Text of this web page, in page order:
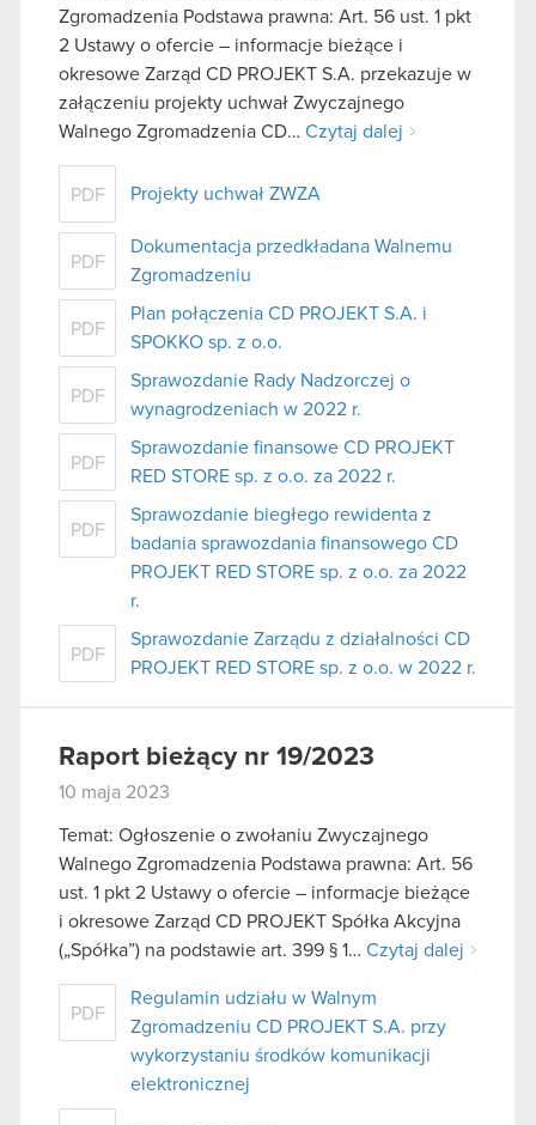
Zgromadzenia Podstawa prawna: Art. 56 ust. 1 pkt
2 Ustawy o ofercie – informacje bieżące i
okresowe Zarząd CD PROJEKT S.A. przekazuje w
załączeniu projekty uchwał Zwyczajnego
Walnego Zgromadzenia CD… Czytaj dalej
PDF Projekty uchwał ZWZA
PDF
Dokumentacja przedkładana Walnemu
Zgromadzeniu
PDF
Plan połączenia CD PROJEKT S.A. i
SPOKKO sp. z o.o.
PDF
Sprawozdanie Rady Nadzorczej o
wynagrodzeniach w 2022 r.
PDF
Sprawozdanie finansowe CD PROJEKT
RED STORE sp. z o.o. za 2022 r.
PDF
Sprawozdanie biegłego rewidenta z
badania sprawozdania finansowego CD
PROJEKT RED STORE sp. z o.o. za 2022
r.
PDF
Sprawozdanie Zarządu z działalności CD
PROJEKT RED STORE sp. z o.o. w 2022 r.
Raport bieżący nr 19/2023
10 maja 2023
Temat: Ogłoszenie o zwołaniu Zwyczajnego
Walnego Zgromadzenia Podstawa prawna: Art. 56
ust. 1 pkt 2 Ustawy o ofercie – informacje bieżące
i okresowe Zarząd CD PROJEKT Spółka Akcyjna
(„Spółka”) na podstawie art. 399 § 1… Czytaj dalej
PDF
Regulamin udziału w Walnym
Zgromadzeniu CD PROJEKT S.A. przy
wykorzystaniu środków komunikacji
elektronicznej